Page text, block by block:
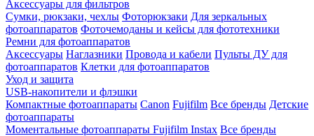
Аксессуары для фильтров
Сумки, рюкзаки, чехлы Фоторюкзаки Для зеркальных
фотоаппаратов Фоточемоданы и кейсы для фототехники
Ремни для фотоаппаратов
Аксессуары Наглазники Провода и кабели Пульты ДУ для
фотоаппаратов Клетки для фотоаппаратов
Уход и защита
USB-накопители и флэшки
Компактные фотоаппараты Canon Fujifilm Все бренды Детские
фотоаппараты
Моментальные фотоаппараты Fujifilm Instax Все бренды